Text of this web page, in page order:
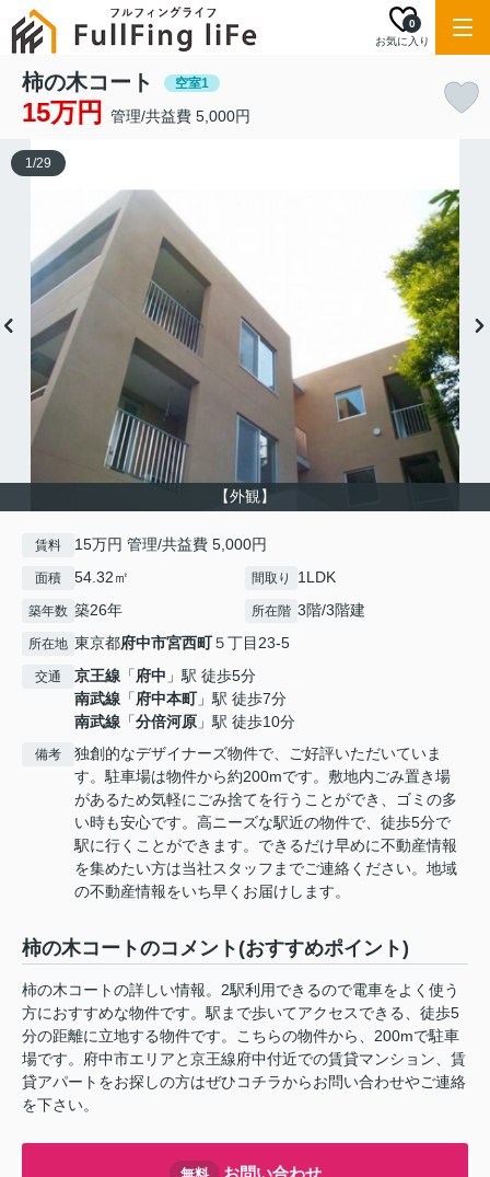
お気に入り
0
柿の木コート 空室1
15万円 管理/共益費 5,000円
【外観】
1/29
賃料 15万円 管理/共益費 5,000円
面積 54.32㎡ 間取り 1LDK
築年数 築26年 所在階 3階/3階建
所在地 東京都府中市宮西町５丁目23-5
交通 京王線 「府中 」駅 徒歩5分
南武線 「府中本町」駅 徒歩7分
南武線 「分倍河原 」駅 徒歩10分
備考
独創的なデザイナーズ物件で、ご好評いただいていま
す。駐車場は物件から約200mです。敷地内ごみ置き場
があるため気軽にごみ捨てを行うことができ、ゴミの多
い時も安心です。高ニーズな駅近の物件で、徒歩5分で
駅に行くことができます。できるだけ早めに不動産情報
を集めたい方は当社スタッフまでご連絡ください。地域
の不動産情報をいち早くお届けします。
柿の木コートのコメント(おすすめポイント)
柿の木コートの詳しい情報。2駅利用できるので電車をよく使う
方におすすめな物件です。駅まで歩いてアクセスできる、徒歩5
分の距離に立地する物件です。こちらの物件から、200mで駐車
場です。府中市エリアと京王線府中付近での賃貸マンション、賃
貸アパートをお探しの方はぜひコチラからお問い合わせやご連絡
を下さい。
お問い合わせ